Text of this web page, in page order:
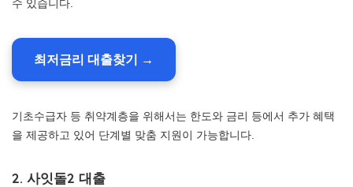
수 있습니다.
최저금리 대출찾기 →
기초수급자 등 취약계층을 위해서는 한도와 금리 등에서 추가 혜택
을 제공하고 있어 단계별 맞춤 지원이 가능합니다.
2. 사잇돌2 대출